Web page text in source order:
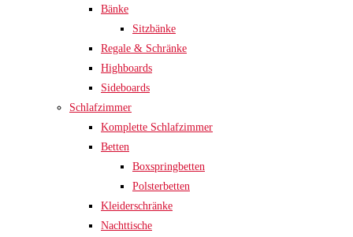
Bänke
Sitzbänke
Regale & Schränke
Highboards
Sideboards
Schlafzimmer
Komplette Schlafzimmer
Betten
Boxspringbetten
Polsterbetten
Kleiderschränke
Nachttische